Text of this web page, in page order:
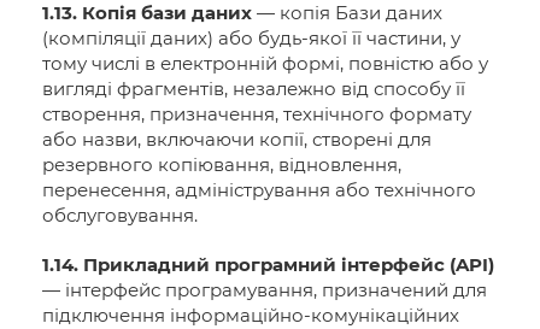
1.13. Копія бази даних — копія Бази даних
(компіляції даних) або будь-якої її частини, у
тому числі в електронній формі, повністю або у
вигляді фрагментів, незалежно від способу її
створення, призначення, технічного формату
або назви, включаючи копії, створені для
резервного копіювання, відновлення,
перенесення, адміністрування або технічного
обслуговування.
1.14. Прикладний програмний інтерфейс (API)
— інтерфейс програмування, призначений для
підключення інформаційно-комунікаційних